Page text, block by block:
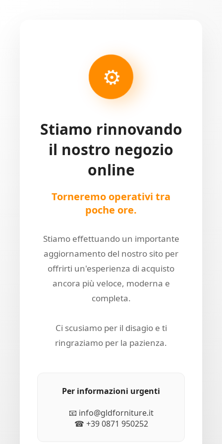
⚙
Stiamo rinnovando
il nostro negozio
online
Torneremo operativi tra
poche ore.
Stiamo effettuando un importante
aggiornamento del nostro sito per
offrirti un'esperienza di acquisto
ancora più veloce, moderna e
completa.
Ci scusiamo per il disagio e ti
ringraziamo per la pazienza.
Per informazioni urgenti
📧 info@gldforniture.it
☎ +39 0871 950252